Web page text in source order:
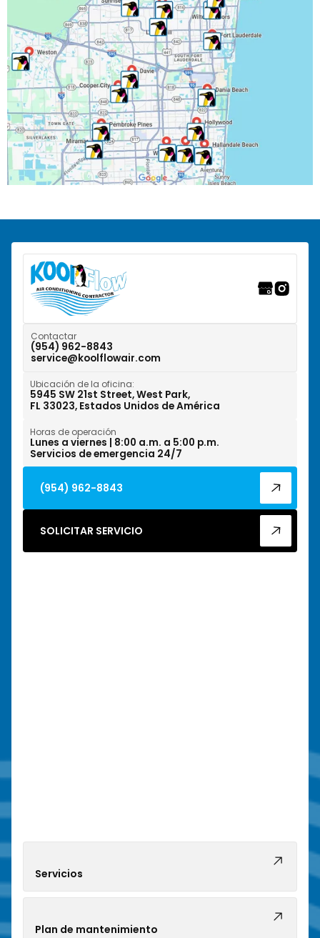
Miramar, FL
North Lauderdale, FL
Oakland Park, FL
Parkland, FL
Pembroke Park, FL
Pembroke Pines, FL
Riverwalk Fort Lauderdale, FL
Tamarac, FL
Weston, FL
West Park, FL
Wilton Manors, FL
Contactar
(954) 962-8843
service@koolflowair.com
Ubicación de la oficina:
5945 SW 21st Street, West Park,
FL 33023, Estados Unidos de América
Horas de operación
Lunes a viernes | 8:00 a.m. a 5:00 p.m.
Servicios de emergencia 24/7
(954) 962-8843
SOLICITAR SERVICIO
Servicios
Plan de mantenimiento